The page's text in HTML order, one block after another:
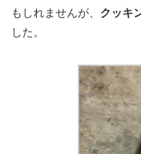
もしれませんが、 クッキ
した。